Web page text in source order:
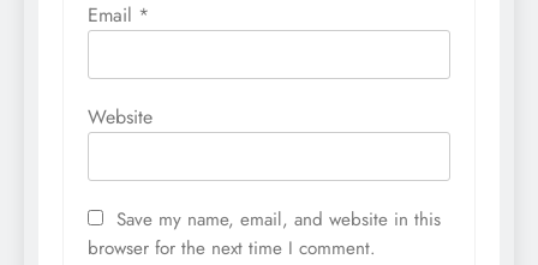
Email *
Website
Save my name, email, and website in this
browser for the next time I comment.